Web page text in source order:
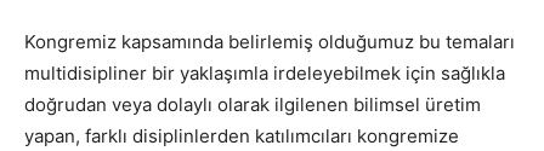
Kongremiz kapsamında belirlemiş olduğumuz bu temaları
multidisipliner bir yaklaşımla irdeleyebilmek için sağlıkla
doğrudan veya dolaylı olarak ilgilenen bilimsel üretim
yapan, farklı disiplinlerden katılımcıları kongremize